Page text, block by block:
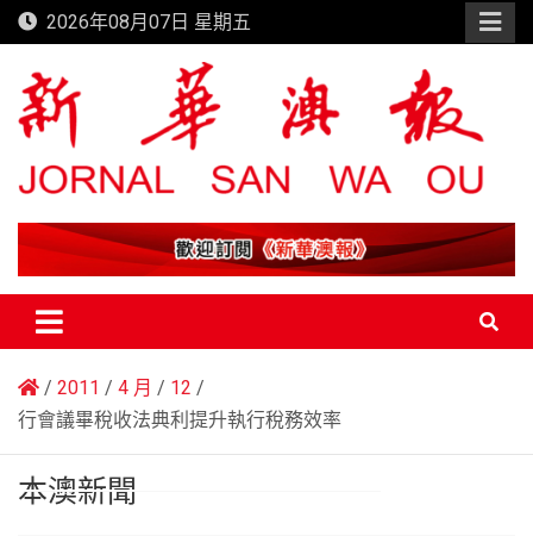
Skip
to
content
2026年08月07日 星期五
新華澳報
2011 4 月
12
行會議畢稅收法典利提升執行稅務效率
本澳新聞